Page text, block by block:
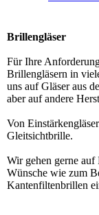
Brillengläser
Für Ihre
Brillengläsern in
uns auf Gläser aus
aber auf andere
Von
Gleitsichtbrille.
Wir gehen gerne
Wünsche wie zum
Kantenfiltenbrillen